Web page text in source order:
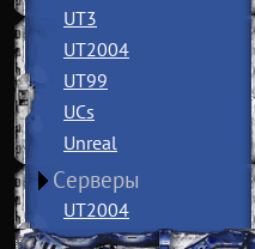
UT3
UT2004
UT99
UCs
Unreal
Серверы
UT2004